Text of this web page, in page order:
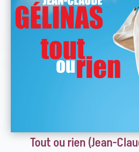
Tout ou rien (Jean-